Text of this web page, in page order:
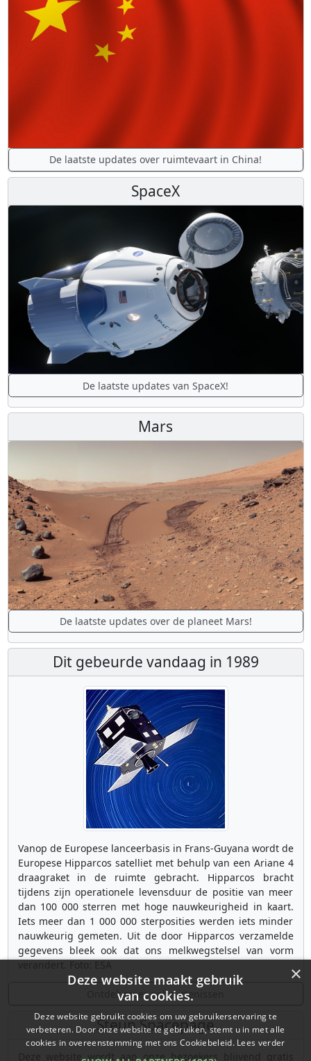
De laatste updates over ruimtevaart in China!
SpaceX
De laatste updates van SpaceX!
Mars
De laatste updates over de planeet Mars!
Dit gebeurde vandaag in 1989
Vanop de Europese lanceerbasis in Frans-Guyana wordt de
Europese Hipparcos satelliet met behulp van een Ariane 4
draagraket in de ruimte gebracht. Hipparcos bracht
tijdens zijn operationele levensduur de positie van meer
dan 100 000 sterren met hoge nauwkeurigheid in kaart.
Iets meer dan 1 000 000 sterposities werden iets minder
nauwkeurig gemeten. Uit de door Hipparcos verzamelde
gegevens bleek ook dat ons melkwegstelsel van vorm
Ontdek meer gebeurtenissen
Steun Spacepage
Deze website wordt aan onze bezoekers blijvend gratis
×
Deze website maakt gebruik
van cookies.
Deze website gebruikt cookies om uw gebruikerservaring te
verbeteren. Door onze website te gebruiken, stemt u in met alle
cookies in overeenstemming met ons Cookiebeleid. Lees verder